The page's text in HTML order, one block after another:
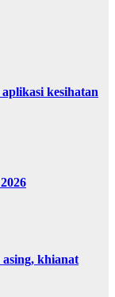
kesihatan
khianat